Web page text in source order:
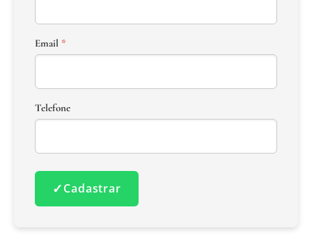
Email *
Telefone
✓Cadastrar